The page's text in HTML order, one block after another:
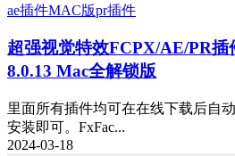
ae插件MAC版pr插件
超强视觉特效FCPX/AE/PR
8.0.13 Mac全解锁版
里面所有插件均可在在线下载后自
安装即可。FxFac...
2024-03-18